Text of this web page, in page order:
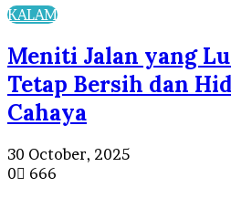
KALAM
Meniti Jalan yang
Tetap Bersih dan
Cahaya
30 October, 2025
0
666